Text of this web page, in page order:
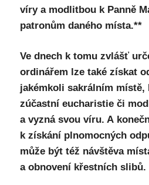
víry a modlitbou k Panně
patronům daného místa.**
Ve dnech k tomu zvlášť
ordinářem lze také získat
jakémkoli sakrálním místě,
zúčastní eucharistie či
a vyzná svou víru. A
k získání plnomocných
může být též návštěva
a obnovení křestních slibů.